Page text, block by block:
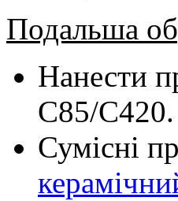
Подальша
Нанести
С85/С420.
Сумісні